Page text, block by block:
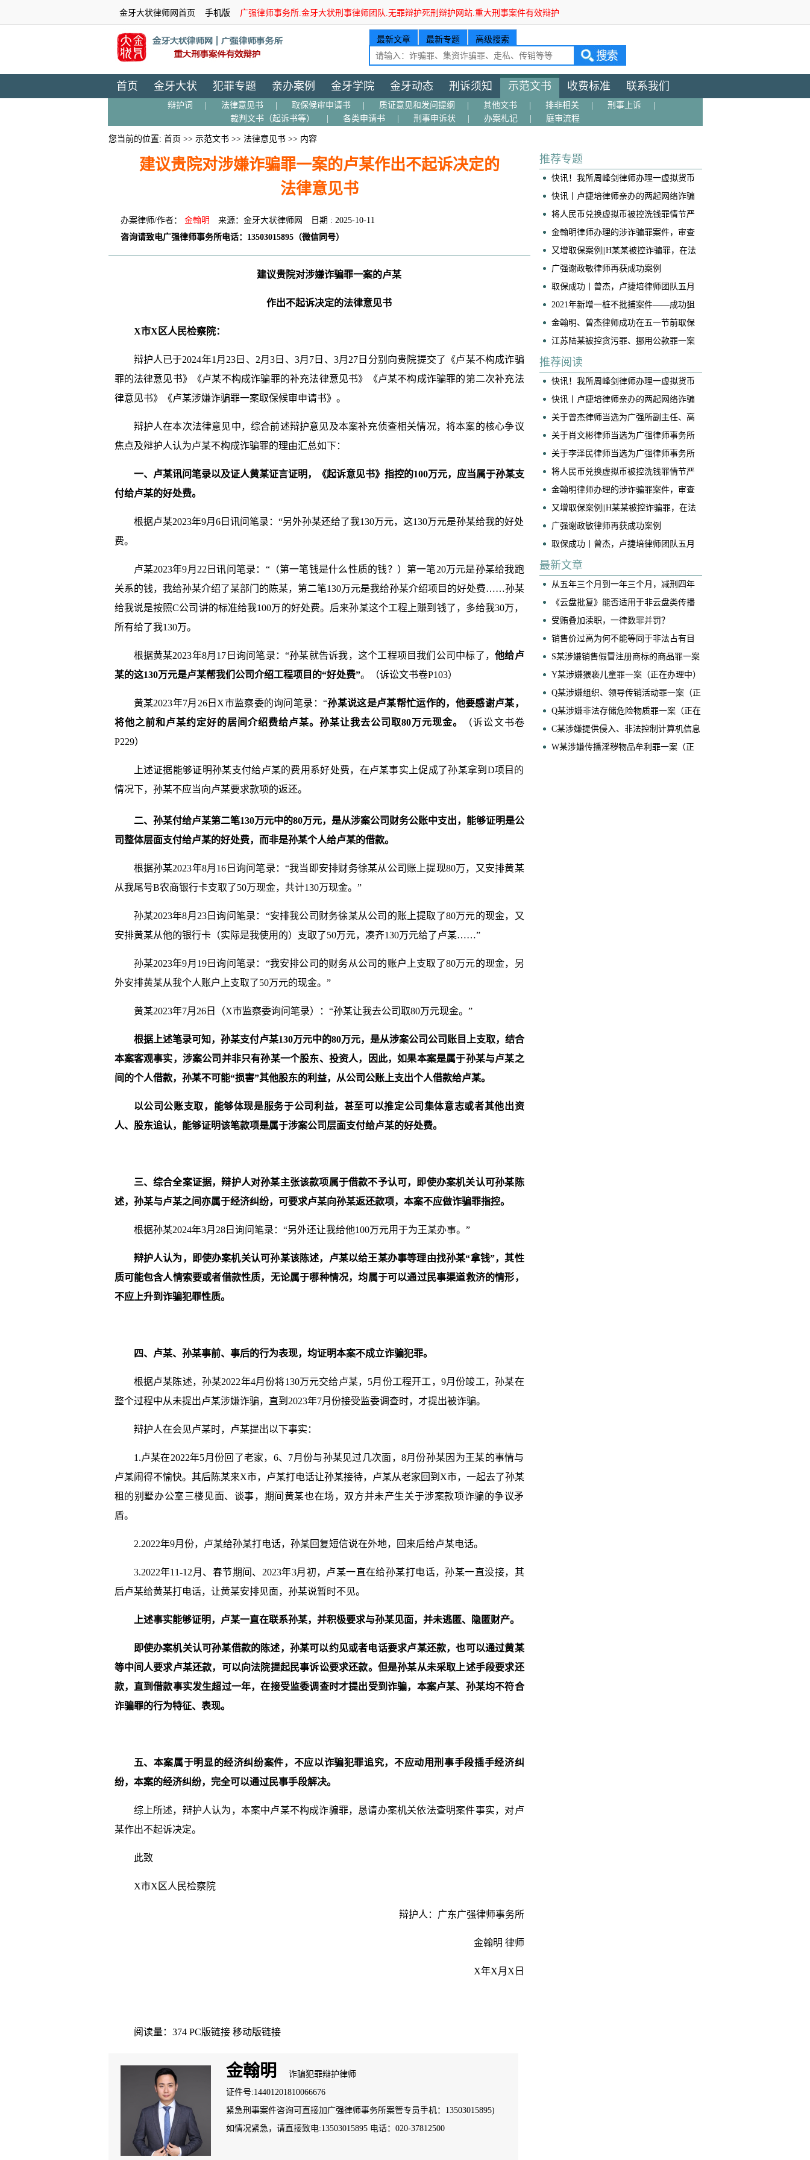
金牙大状律师网首页 手机版 广强律师事务所.金牙大状刑事律师团队.无罪辩护死刑辩护网站.重大刑事案件有效辩护
最新文章 最新专题 高级搜索
首页 金牙大状 犯罪专题 亲办案例 金牙学院 金牙动态 刑诉须知 示范文书 收费标准 联系我们
辩护词 法律意见书 取保候审申请书 质证意见和发问提纲 其他文书 排非相关 刑事上诉
裁判文书（起诉书等）
各类申请书 刑事申诉状 办案札记 庭审流程
您当前的位置: 首页 >> 示范文书>> 法律意见书>> 内容
建议贵院对涉嫌诈骗罪一案的卢某作出不起诉决定的
法律意见书
办案律师/作者： 金翰明 来源：金牙大状律师网
日期 : 2025-10-11
咨询请致电广强律师事务所电话：13503015895（微信同号）
建议贵院对涉嫌诈骗罪一案的卢某
作出不起诉决定的法律意见书
X市X 区人民检察院：
辩护人已于2024年1月23日、2月3日、3月7日、3月27日分别向贵院提交了《卢某不构成诈骗
罪的法律意见书》《卢某不构成诈骗罪的补充法律意见书》《卢某不构成诈骗罪的第二次补充法
律意见书》《卢某涉嫌诈骗罪一案取保候审申请书》。
辩护人在本次法律意见中，综合前述辩护意见及本案补充侦查相关情况，将本案的核心争议
焦点及辩护人认为卢某不构成诈骗罪的理由汇总如下：
一、 卢某讯问笔录以及证人黄某证言证明，《起诉意见书》指控的100万元，应当属于孙某支
付给卢某的好处费。
根据卢某2023年9月6日讯问笔录：“另外孙某还给了我130万元，这130万元是孙某给我的好处
费。
卢某2023年9月22日讯问笔录：“（第一笔钱是什么性质的钱？）第一笔20万元是孙某给我跑
关系的钱，我给孙某介绍了某部门的陈某，第二笔130万元是我给孙某介绍项目的好处费……孙某
给我说是按照C公司讲的标准给我100万的好处费。后来孙某这个工程上赚到钱了，多给我30万，
所有给了我130万。
根据黄某2023年8月17日询问笔录：“孙某就告诉我，这个工程项目我们公司中标了，他给卢
某的这130万元是卢某帮我们公司介绍工程项目的“好处费”。（诉讼文书卷P103）
黄某2023年7月26日X市监察委的询问笔录：“孙某说这是卢某帮忙运作的，他要感谢卢某，
将他之前和 卢某约定好的居间介绍费给卢某。孙某让我去公司取80万元现金。
（诉讼文书卷
P229）
上述证据能够证明孙某支付给卢某的费用系好处费，在卢某事实上促成了孙某拿到D项目的
情况下，孙某不应当向卢某要求款项的返还。
二、 孙某付给卢某第二笔130万元中的80万元，是从涉案公司 财务公账中支出，能够证明是公
司整体层面支付给卢某的好处费，而非是孙某个人给卢某的借款。
根据孙某2023年8月16日询问笔录：“我当即安排财务徐某从公司账上提现80万，又安排黄某
从我尾号B农商银行卡支取了50万现金，共计130万现金。”
孙某2023年8月23日询问笔录：“安排我公司财务徐某从公司的账上提取了80万元的现金，又
安排黄某从他的银行卡（实际是我使用的）支取了50万元，凑齐130万元给了卢某……”
孙某2023年9月19日询问笔录：“我安排公司的财务从公司的账户上支取了80万元的现金，另
外安排黄某从我个人账户上支取了50万元的现金。”
黄某2023年7月26日（X市监察委询问笔录）：“孙某让我去公司取80万元现金。”
根据上述笔录可知， 孙某支付卢某130万元中的80万元，是从涉案公司公司账目上支取，结合
本案客观事实， 涉案公司 并非只有孙某一个股东、投资人，因此，如果本案是属于孙某与卢某之
间的个人借款， 孙某不可能“损害”其他股东的利益，从公司公账上支出个人借款给卢某。
以公司公账支取，能够体现是服务于公司利益，甚至可以推定公司集体意志或者其他出资
人、股东追认，能够证明该笔款项是属于涉案公司层面支付给卢某的好处费。
三、综合全案证据，辩护人对孙某主张该款项属于借款不予认可，即使办案机关认可孙某 陈
述， 孙某与卢某之间亦属于经济纠纷，可要求卢某向孙某返还款项，本案不应做诈骗罪指控。
根据孙某2024年3月28日询问笔录：“另外还让我给他100万元用于为王某办事。”
辩护人认为，即使办案机关认可孙某该陈述， 卢某以给王某办事等理由找孙某“拿钱”，其性
质可能包含人情索要或者借款性质，无论属于哪种情况，均属于可以通过民事渠道救济的情形，
不应上升到诈骗犯罪性质。
四、 卢某、 孙某事前、事后的行为表现，均证明本案不成立诈骗犯罪。
根据卢某陈述，孙某2022年4月份将130万元交给卢某，5月份工程开工，9月份竣工，孙某在
整个过程中从未提出卢某涉嫌诈骗，直到2023年7月份接受监委调查时，才提出被诈骗。
辩护人在会见卢某时，卢某提出以下事实：
1.卢某在2022年5月份回了老家，6、7月份与孙某见过几次面，8月份孙某因为王某的事情与
卢某闹得不愉快。其后陈某来X市，卢某打电话让孙某接待，卢某从老家回到X市，一起去了孙某
租的别墅办公室三楼见面、谈事，期间黄某也在场，双方并未产生关于涉案款项诈骗的争议矛
盾。
2.2022年9月份，卢某给孙某打电话，孙某回复短信说在外地，回来后给卢某电话。
3.2022年11-12月、春节期间、2023年3月初，卢某一直在给孙某打电话，孙某一直没接，其
后卢某给黄某打电话，让黄某安排见面，孙某说暂时不见。
上述事实能够证明， 卢某一直在联系孙某，并积极要求与孙某见面，并未逃匿、隐匿财产。
即使办案机关认可孙某借款的陈述， 孙某可以约见或者电话要求卢某还款，也可以通过黄某
等中间人要求卢某还款，可以向法院提起民事诉讼要求还款。但是孙某从未采取上述手段要求还
款，直到借款事实发生超过一年，在接受监委调查时才提出受到诈骗，本案卢某、 孙某均不符合
诈骗罪的行为特征、表现。
五、本案属于明显的经济纠纷案件，不应以诈骗犯罪追究，不应动用刑事手段插手经济纠
纷，本案的经济纠纷，完全可以通过民事手段解决。
综上所述，辩护人认为，本案中卢某不构成诈骗罪，恳请办案机关依法查明案件事实，对卢
某作出不起诉决定。
此致
X市X区人民检察院
辩护人：广东广强律师事务所
金翰明 律师
X年X月X日
阅读量：374 PC版链接 移动版链接
金翰明
诈骗犯罪辩护律师
证件号:14401201810066676
紧急刑事案件咨询可直接加广强律师事务所案管专员手机：13503015895)
如情况紧急，请直接致电:13503015895 电话：020-37812500
推荐专题
快讯！我所周峰剑律师办理一虚拟货币
交易所帮信案获判免于处罚
快讯丨卢捷培律师亲办的两起网络诈骗
案获不起诉！
将人民币兑换虚拟币被控洗钱罪情节严
重，我是如何争取到全案减轻处罚的！
​金翰明律师办理的涉诈骗罪案件，审查
起诉阶段当事人成功取保
又增取保案例||H某某被控诈骗罪，在法
院阶段获得取保候审
广强谢政敏律师再获成功案例
取保成功丨曾杰，卢捷培律师团队五月
底连续两起案件成功取保
2021年新增一桩不批捕案件——成功狙
击“仙人跳”
金翰明、曾杰律师成功在五一节前取保
一名诈骗案当事人
江苏陆某被控贪污罪、挪用公款罪一案
(挪用公款罪不成立)
推荐阅读
快讯！我所周峰剑律师办理一虚拟货币
交易所帮信案获判免于处罚
快讯丨卢捷培律师亲办的两起网络诈骗
案获不起诉！
关于曾杰律师当选为广强所副主任、高
级合伙人的公告
关于肖文彬律师当选为广强律师事务所
副主任、高级合伙人的公告
关于李泽民律师当选为广强律师事务所
执行主任的公告
将人民币兑换虚拟币被控洗钱罪情节严
重，我是如何争取到全案减轻处罚的！
​金翰明律师办理的涉诈骗罪案件，审查
起诉阶段当事人成功取保
又增取保案例||H某某被控诈骗罪，在法
院阶段获得取保候审
广强谢政敏律师再获成功案例
取保成功丨曾杰，卢捷培律师团队五月
底连续两起案件成功取保
最新文章
从五年三个月到一年三个月，减刑四年
——黄佳博律师、马泽恩律师承办案件
获广州律协业务成果奖
《云盘批复》能否适用于非云盘类传播
淫秽物品牟利案件？
受贿叠加渎职，一律数罪并罚？
销售价过高为何不能等同于非法占有目
的？——兼论销售型诈骗案件的核心辩
护要点
S某涉嫌销售假冒注册商标的商品罪一案
（正在办理中）
Y某涉嫌猥亵儿童罪一案（正在办理中）
​Q某涉嫌组织、领导传销活动罪一案（正
在办理中）
Q某涉嫌非法存储危险物质罪一案（正在
办理中）
C某涉嫌提供侵入、非法控制计算机信息
系统程序、工具罪一案（正在办理中）
W某涉嫌传播淫秽物品牟利罪一案（正